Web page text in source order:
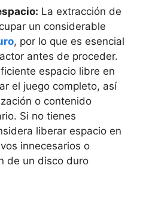
⁣La extracción de
un considerable
, por​ lo que ​es esencial
antes de proceder.⁣
espacio libre en
el juego completo, así‌
o contenido
Si ‍no ⁤tienes
‌liberar espacio⁤ en
⁣innecesarios o
de‍ un disco duro⁣